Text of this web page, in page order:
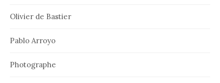
Olivier de Bastier
Pablo Arroyo
Photographe